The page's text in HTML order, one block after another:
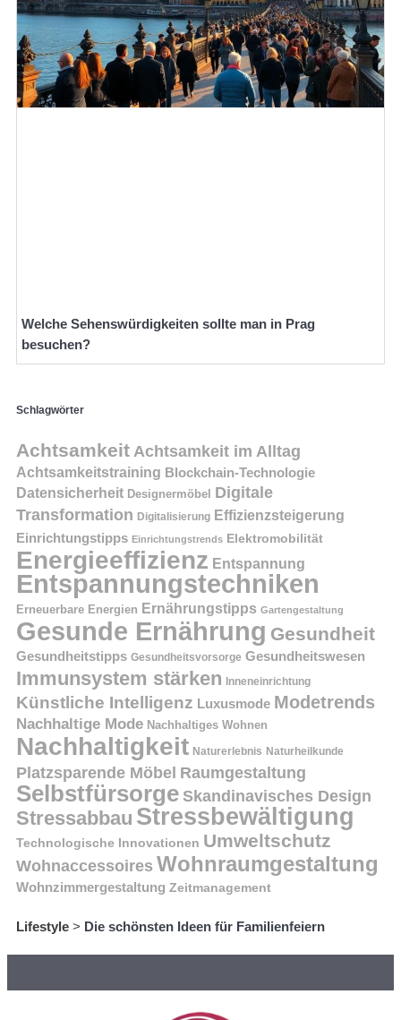
Welche Sehenswürdigkeiten sollte man in Prag
besuchen?
Schlagwörter
AchtsamkeitAchtsamkeit im Alltag
Achtsamkeitstraining Blockchain-Technologie
Datensicherheit Designermöbel
Digitale
Transformation Digitalisierung Effizienzsteigerung
Einrichtungstipps Einrichtungstrends Elektromobilität
Energieeffizienz Entspannung
Entspannungstechniken
Erneuerbare Energien Ernährungstipps Gartengestaltung
Gesunde Ernährung Gesundheit
Gesundheitstipps Gesundheitsvorsorge Gesundheitswesen
Immunsystem stärken Inneneinrichtung
Künstliche Intelligenz Luxusmode Modetrends
Nachhaltige Mode Nachhaltiges Wohnen
Nachhaltigkeit Naturerlebnis Naturheilkunde
Platzsparende Möbel Raumgestaltung
Selbstfürsorge Skandinavisches Design
Stressabbau Stressbewältigung
Technologische Innovationen Umweltschutz
Wohnaccessoires Wohnraumgestaltung
Wohnzimmergestaltung Zeitmanagement
Lifestyle > Die schönsten Ideen für Familienfeiern